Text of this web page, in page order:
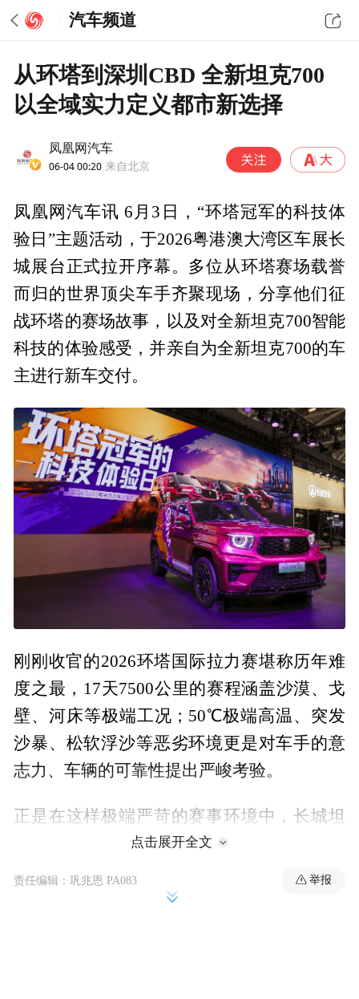
汽车频道
从环塔到深圳CBD 全新坦克700
以全域实力定义都市新选择
凤凰网汽车
06-04 00:20 来自北京
凤凰网汽车讯 6月3日，“环塔冠军的科技体
验日”主题活动，于2026粤港澳大湾区车展长
城展台正式拉开序幕。多位从环塔赛场载誉
而归的世界顶尖车手齐聚现场，分享他们征
战环塔的赛场故事，以及对全新坦克700智能
科技的体验感受，并亲自为全新坦克700的车
主进行新车交付。
刚刚收官的2026环塔国际拉力赛堪称历年难
度之最，17天7500公里的赛程涵盖沙漠、戈
壁、河床等极端工况；50℃极端高温、突发
沙暴、松软浮沙等恶劣环境更是对车手的意
志力、车辆的可靠性提出严峻考验。
正是在这样极端严苛的赛事环境中，长城坦
克700・K-MAN车队交出了统治级的答卷，
夺得T2.E量产新能源组厂商杯冠军。坦克品
牌包揽个人总用时前三名，更是在13个赛段
点击展开全文
责任编辑：巩兆恩 PA083 举报